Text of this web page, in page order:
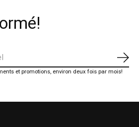
et promotions, environ deux fois par mois!